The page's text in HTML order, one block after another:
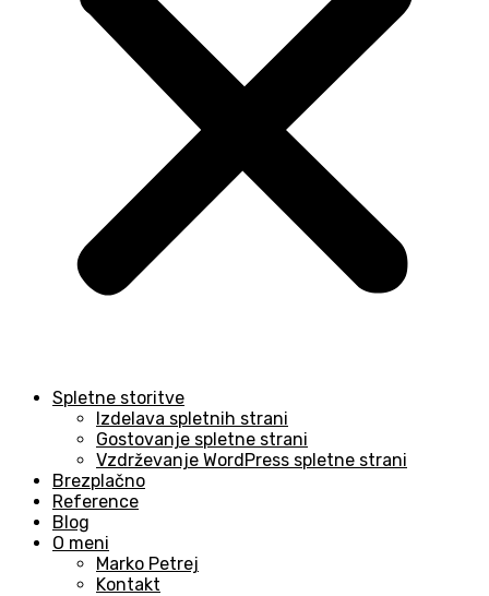
Spletne storitve
Izdelava spletnih strani
Gostovanje spletne strani
Vzdrževanje WordPress spletne strani
Brezplačno
Reference
Blog
O meni
Marko Petrej
Kontakt